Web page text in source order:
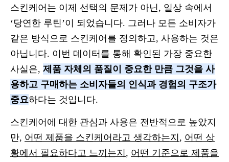
스킨케어는 이제 선택의 문제가 아닌, 일상 속에서
‘당연한 루틴’이 되었습니다. 그러나 모든 소비자가
같은 방식으로 스킨케어를 정의하고, 사용하는 것은
아닙니다. 이번 데이터를 통해 확인된 가장 중요한
사실은, 제품 자체의 품질이 중요한 만큼 그것을 사
용하고 구매하는 소비자들의 인식과 경험의 구조가
중요하다는 것입니다.
스킨케어에 대한 관심과 사용은 전반적으로 높았지
만, 어떤 제품을 스킨케어라고 생각하는지 , 어떤 상
황에서 필요하다고 느끼는지 , 어떤 기준으로 제품을